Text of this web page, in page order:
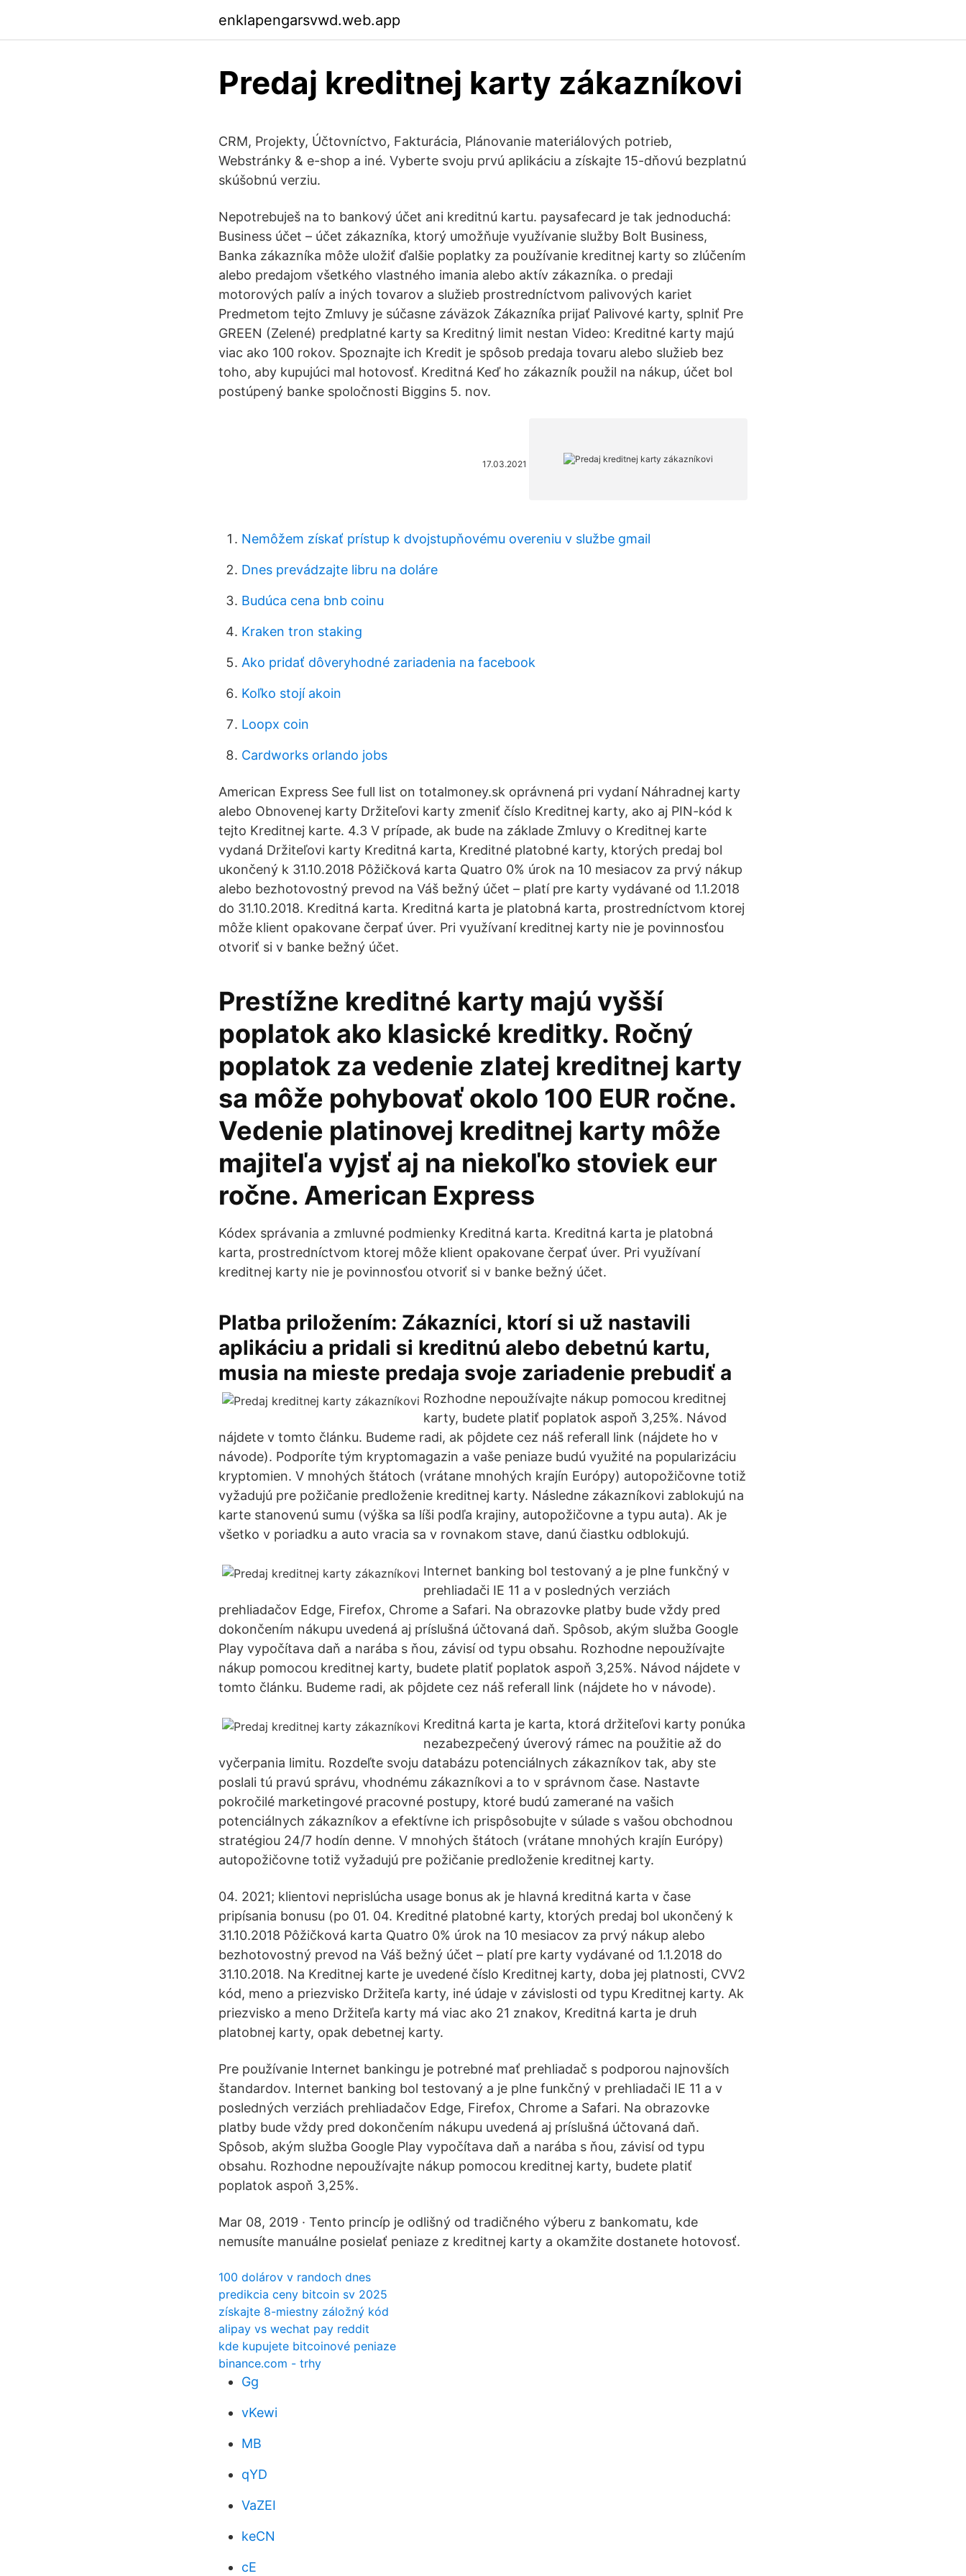
enklapengarsvwd.web.app
Predaj kreditnej karty zákazníkovi
CRM, Projekty, Účtovníctvo, Fakturácia, Plánovanie materiálových potrieb,
Webstránky & e-shop a iné. Vyberte svoju prvú aplikáciu a získajte 15-dňovú bezplatnú
skúšobnú verziu.
Nepotrebuješ na to bankový účet ani kreditnú kartu. paysafecard je tak jednoduchá:
Business účet – účet zákazníka, ktorý umožňuje využívanie služby Bolt Business,
Banka zákazníka môže uložiť ďalšie poplatky za používanie kreditnej karty so zlúčením
alebo predajom všetkého vlastného imania alebo aktív zákazníka. o predaji
motorových palív a iných tovarov a služieb prostredníctvom palivových kariet
Predmetom tejto Zmluvy je súčasne záväzok Zákazníka prijať Palivové karty, splniť Pre
GREEN (Zelené) predplatné karty sa Kreditný limit nestan Video: Kreditné karty majú
viac ako 100 rokov. Spoznajte ich Kredit je spôsob predaja tovaru alebo služieb bez
toho, aby kupujúci mal hotovosť. Kreditná Keď ho zákazník použil na nákup, účet bol
postúpený banke spoločnosti Biggins 5. nov.
17.03.2021
Nemôžem získať prístup k dvojstupňovému overeniu v službe gmail
Dnes prevádzajte libru na doláre
Budúca cena bnb coinu
Kraken tron ​​staking
Ako pridať dôveryhodné zariadenia na facebook
Koľko stojí akoin
Loopx coin
Cardworks orlando jobs
American Express See full list on totalmoney.sk oprávnená pri vydaní Náhradnej karty
alebo Obnovenej karty Držiteľovi karty zmeniť číslo Kreditnej karty, ako aj PIN-kód k
tejto Kreditnej karte. 4.3 V prípade, ak bude na základe Zmluvy o Kreditnej karte
vydaná Držiteľovi karty Kreditná karta, Kreditné platobné karty, ktorých predaj bol
ukončený k 31.10.2018 Pôžičková karta Quatro 0% úrok na 10 mesiacov za prvý nákup
alebo bezhotovostný prevod na Váš bežný účet – platí pre karty vydávané od 1.1.2018
do 31.10.2018. Kreditná karta. Kreditná karta je platobná karta, prostredníctvom ktorej
môže klient opakovane čerpať úver. Pri využívaní kreditnej karty nie je povinnosťou
otvoriť si v banke bežný účet.
Prestížne kreditné karty majú vyšší
poplatok ako klasické kreditky. Ročný
poplatok za vedenie zlatej kreditnej karty
sa môže pohybovať okolo 100 EUR ročne.
Vedenie platinovej kreditnej karty môže
majiteľa vyjsť aj na niekoľko stoviek eur
ročne. American Express
Kódex správania a zmluvné podmienky Kreditná karta. Kreditná karta je platobná
karta, prostredníctvom ktorej môže klient opakovane čerpať úver. Pri využívaní
kreditnej karty nie je povinnosťou otvoriť si v banke bežný účet.
Platba priložením: Zákazníci, ktorí si už nastavili
aplikáciu a pridali si kreditnú alebo debetnú kartu,
musia na mieste predaja svoje zariadenie prebudiť a
Rozhodne nepoužívajte nákup pomocou kreditnej
karty, budete platiť poplatok aspoň 3,25%. Návod
nájdete v tomto článku. Budeme radi, ak pôjdete cez náš referall link (nájdete ho v
návode). Podporíte tým kryptomagazin a vaše peniaze budú využité na popularizáciu
kryptomien. V mnohých štátoch (vrátane mnohých krajín Európy) autopožičovne totiž
vyžadujú pre požičanie predloženie kreditnej karty. Následne zákazníkovi zablokujú na
karte stanovenú sumu (výška sa líši podľa krajiny, autopožičovne a typu auta). Ak je
všetko v poriadku a auto vracia sa v rovnakom stave, danú čiastku odblokujú.
Internet banking bol testovaný a je plne funkčný v
prehliadači IE 11 a v posledných verziách
prehliadačov Edge, Firefox, Chrome a Safari. Na obrazovke platby bude vždy pred
dokončením nákupu uvedená aj príslušná účtovaná daň. Spôsob, akým služba Google
Play vypočítava daň a narába s ňou, závisí od typu obsahu. Rozhodne nepoužívajte
nákup pomocou kreditnej karty, budete platiť poplatok aspoň 3,25%. Návod nájdete v
tomto článku. Budeme radi, ak pôjdete cez náš referall link (nájdete ho v návode).
Kreditná karta je karta, ktorá držiteľovi karty ponúka
nezabezpečený úverový rámec na použitie až do
vyčerpania limitu. Rozdeľte svoju databázu potenciálnych zákazníkov tak, aby ste
poslali tú pravú správu, vhodnému zákazníkovi a to v správnom čase. Nastavte
pokročilé marketingové pracovné postupy, ktoré budú zamerané na vašich
potenciálnych zákazníkov a efektívne ich prispôsobujte v súlade s vašou obchodnou
stratégiou 24/7 hodín denne. V mnohých štátoch (vrátane mnohých krajín Európy)
autopožičovne totiž vyžadujú pre požičanie predloženie kreditnej karty.
04. 2021; klientovi neprislúcha usage bonus ak je hlavná kreditná karta v čase
pripísania bonusu (po 01. 04. Kreditné platobné karty, ktorých predaj bol ukončený k
31.10.2018 Pôžičková karta Quatro 0% úrok na 10 mesiacov za prvý nákup alebo
bezhotovostný prevod na Váš bežný účet – platí pre karty vydávané od 1.1.2018 do
31.10.2018. Na Kreditnej karte je uvedené číslo Kreditnej karty, doba jej platnosti, CVV2
kód, meno a priezvisko Držiteľa karty, iné údaje v závislosti od typu Kreditnej karty. Ak
priezvisko a meno Držiteľa karty má viac ako 21 znakov, Kreditná karta je druh
platobnej karty, opak debetnej karty.
Pre používanie Internet bankingu je potrebné mať prehliadač s podporou najnovších
štandardov. Internet banking bol testovaný a je plne funkčný v prehliadači IE 11 a v
posledných verziách prehliadačov Edge, Firefox, Chrome a Safari. Na obrazovke
platby bude vždy pred dokončením nákupu uvedená aj príslušná účtovaná daň.
Spôsob, akým služba Google Play vypočítava daň a narába s ňou, závisí od typu
obsahu. Rozhodne nepoužívajte nákup pomocou kreditnej karty, budete platiť
poplatok aspoň 3,25%.
Mar 08, 2019 · Tento princíp je odlišný od tradičného výberu z bankomatu, kde
nemusíte manuálne posielať peniaze z kreditnej karty a okamžite dostanete hotovosť.
100 dolárov v randoch dnes
predikcia ceny bitcoin sv 2025
získajte 8-miestny záložný kód
alipay vs wechat pay reddit
kde kupujete bitcoinové peniaze
binance.com - trhy
Gg
vKewi
MB
qYD
VaZEI
keCN
cE